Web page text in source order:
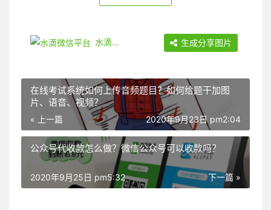
水滴微信平台 生成分享图片
在线考试系统如何上传音频题目？如何给题干加图
片、语音、视频？
« 上一篇 2020年9月23日 pm2:04
公众号代收款怎么做？微信公众号可以收款吗？
下一篇 »
2020年9月25日 pm5:32